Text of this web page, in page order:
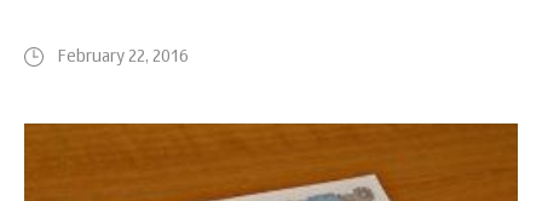
February 22, 2016